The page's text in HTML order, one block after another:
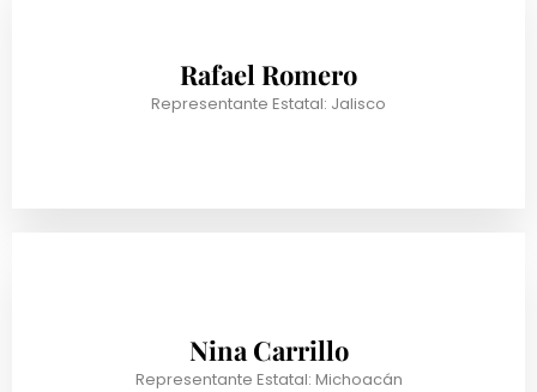
Rafael Romero
Representante Estatal: Jalisco
Nina Carrillo
Representante Estatal: Michoacán